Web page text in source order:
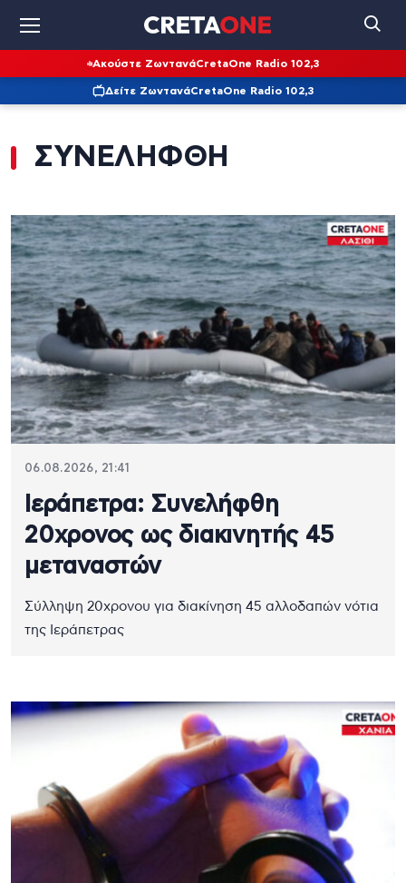
Ακούστε ΖωντανάCretaOne Radio 102,3
Δείτε ΖωντανάCretaOne Radio 102,3
ΣΥΝΕΛΗΦΘΗ
06.08.2026, 21:41
Ιεράπετρα: Συνελήφθη
20χρονος ως διακινητής 45
μεταναστών
Σύλληψη 20χρονου για διακίνηση 45 αλλοδαπών νότια
της Ιεράπετρας